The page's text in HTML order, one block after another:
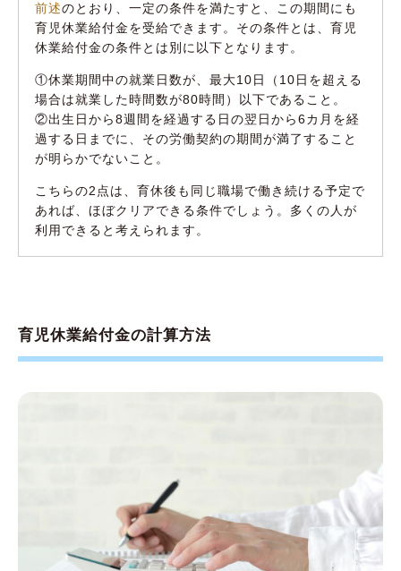
前述のとおり、一定の条件を満たすと、この期間にも
育児休業給付金を受給できます。その条件とは、育児
休業給付金の条件とは別に以下となります。
①休業期間中の就業日数が、最大10日（10日を超える
場合は就業した時間数が80時間）以下であること。
②出生日から8週間を経過する日の翌日から6カ月を経
過する日までに、その労働契約の期間が満了すること
が明らかでないこと。
こちらの2点は、育休後も同じ職場で働き続ける予定で
あれば、ほぼクリアできる条件でしょう。多くの人が
利用できると考えられます。
育児休業給付金の計算方法